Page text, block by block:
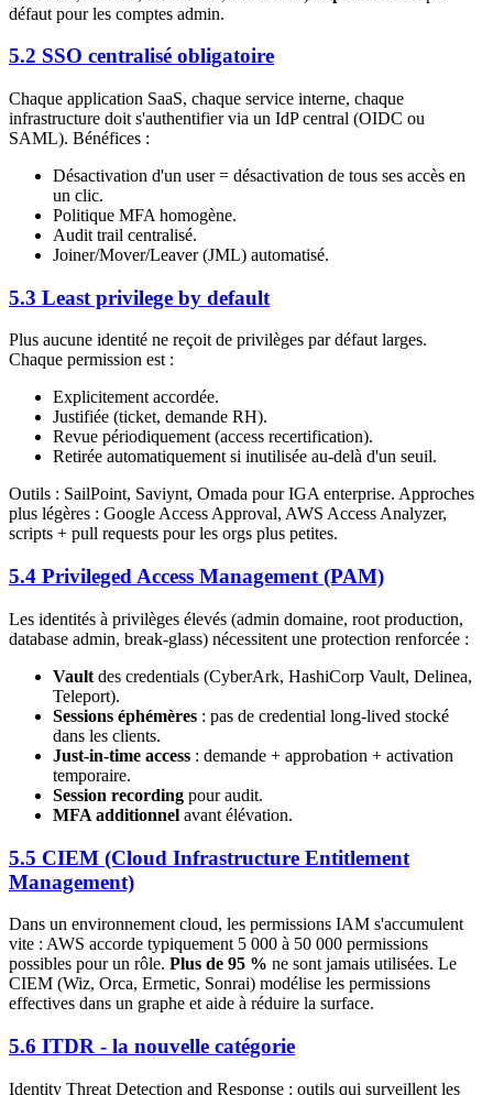
défaut pour les comptes admin.
5.2 SSO centralisé obligatoire
Chaque application SaaS, chaque service interne, chaque
infrastructure doit s'authentifier via un IdP central (OIDC ou
SAML). Bénéfices :
Désactivation d'un user = désactivation de tous ses accès en
un clic.
Politique MFA homogène.
Audit trail centralisé.
Joiner/Mover/Leaver (JML) automatisé.
5.3 Least privilege by default
Plus aucune identité ne reçoit de privilèges par défaut larges.
Chaque permission est :
Explicitement accordée.
Justifiée (ticket, demande RH).
Revue périodiquement (access recertification).
Retirée automatiquement si inutilisée au-delà d'un seuil.
Outils : SailPoint, Saviynt, Omada pour IGA enterprise. Approches
plus légères : Google Access Approval, AWS Access Analyzer,
scripts + pull requests pour les orgs plus petites.
5.4 Privileged Access Management (PAM)
Les identités à privilèges élevés (admin domaine, root production,
database admin, break-glass) nécessitent une protection renforcée :
Vault des credentials (CyberArk, HashiCorp Vault, Delinea,
Teleport).
Sessions éphémères : pas de credential long-lived stocké
dans les clients.
Just-in-time access : demande + approbation + activation
temporaire.
Session recording pour audit.
MFA additionnel avant élévation.
5.5 CIEM (Cloud Infrastructure Entitlement
Management)
Dans un environnement cloud, les permissions IAM s'accumulent
vite : AWS accorde typiquement 5 000 à 50 000 permissions
possibles pour un rôle. Plus de 95 % ne sont jamais utilisées. Le
CIEM (Wiz, Orca, Ermetic, Sonrai) modélise les permissions
effectives dans un graphe et aide à réduire la surface.
5.6 ITDR - la nouvelle catégorie
Identity Threat Detection and Response : outils qui surveillent les